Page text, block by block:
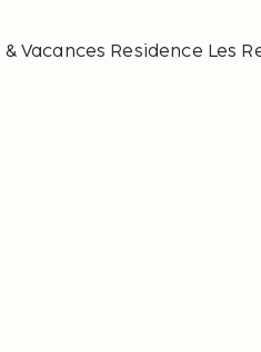
& Vacances Residence Les